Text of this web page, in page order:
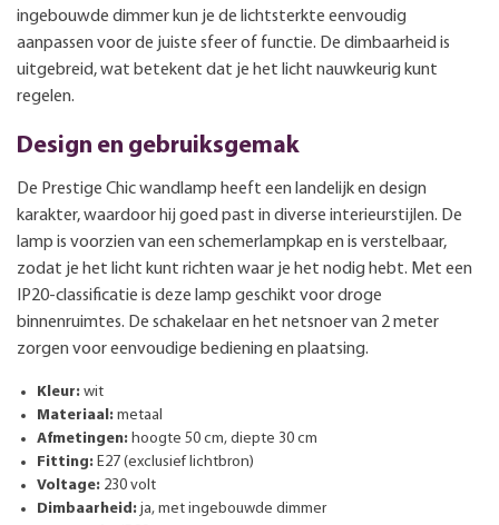
ingebouwde dimmer kun je de lichtsterkte eenvoudig
aanpassen voor de juiste sfeer of functie. De dimbaarheid is
uitgebreid, wat betekent dat je het licht nauwkeurig kunt
regelen.
Design en gebruiksgemak
De Prestige Chic wandlamp heeft een landelijk en design
karakter, waardoor hij goed past in diverse interieurstijlen. De
lamp is voorzien van een schemerlampkap en is verstelbaar,
zodat je het licht kunt richten waar je het nodig hebt. Met een
IP20-classificatie is deze lamp geschikt voor droge
binnenruimtes. De schakelaar en het netsnoer van 2 meter
zorgen voor eenvoudige bediening en plaatsing.
Kleur: wit
Materiaal: metaal
Afmetingen: hoogte 50 cm, diepte 30 cm
Fitting: E27 (exclusief lichtbron)
Voltage: 230 volt
Dimbaarheid: ja, met ingebouwde dimmer